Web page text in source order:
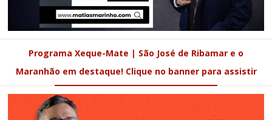
Programa Xeque-Mate | São José de Ribamar e o
Maranhão em destaque! Clique no banner para assistir